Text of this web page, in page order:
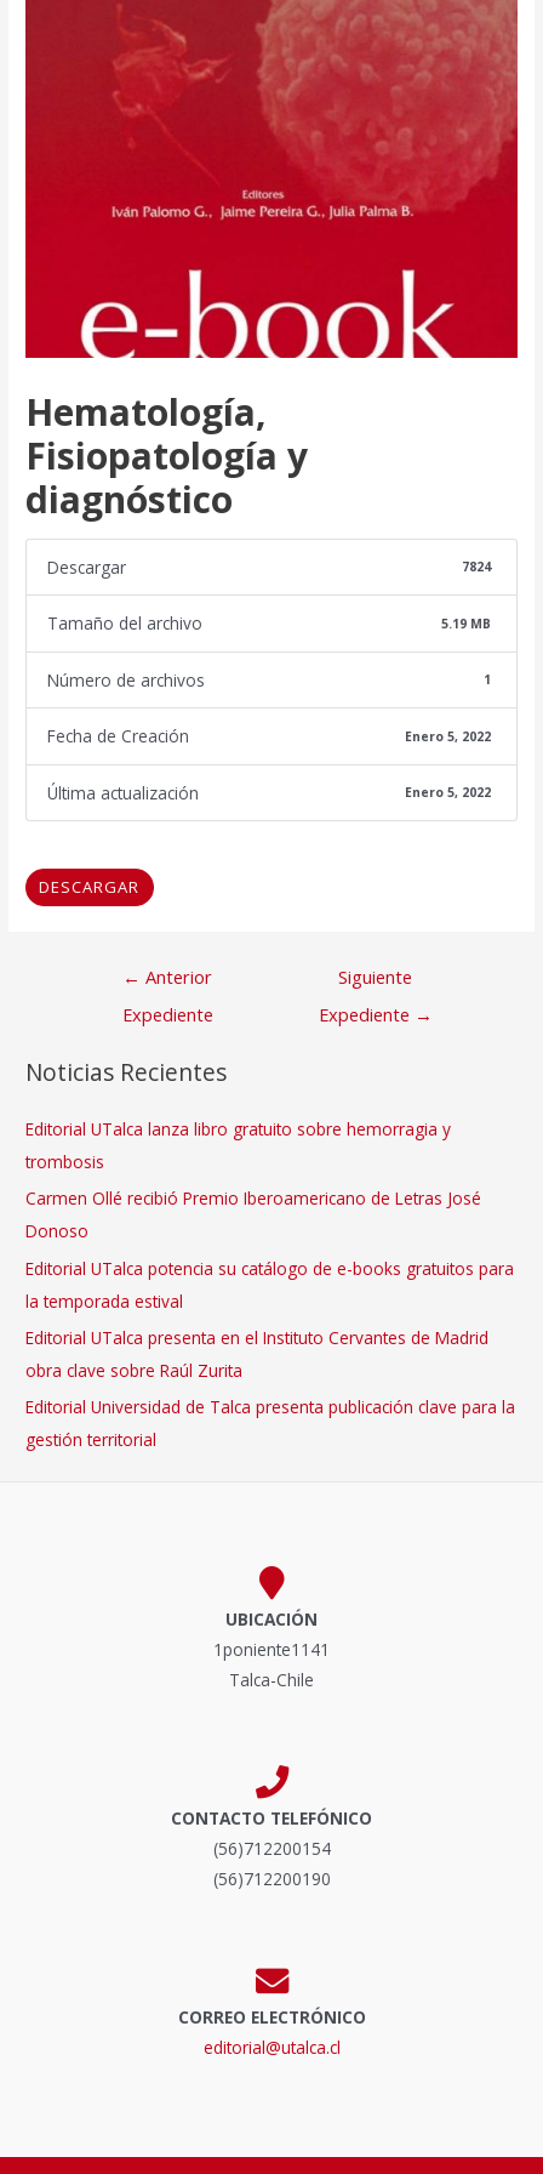
Hematología,
Fisiopatología y
diagnóstico
Descargar 7824
Tamaño del archivo 5.19 MB
Número de archivos 1
Fecha de Creación Enero 5, 2022
Última actualización Enero 5, 2022
DESCARGAR
Navegación
← Anterior
Expediente
Siguiente
Expediente →
Noticias Recientes
Editorial UTalca lanza libro gratuito sobre hemorragia y
trombosis
Carmen Ollé recibió Premio Iberoamericano de Letras José
Donoso
Editorial UTalca potencia su catálogo de e-books gratuitos para
la temporada estival
Editorial UTalca presenta en el Instituto Cervantes de Madrid
obra clave sobre Raúl Zurita
Editorial Universidad de Talca presenta publicación clave para la
gestión territorial
UBICACIÓN
1poniente1141
Talca-Chile
CONTACTO TELEFÓNICO
(56)712200154
(56)712200190
CORREO ELECTRÓNICO
editorial@utalca.cl